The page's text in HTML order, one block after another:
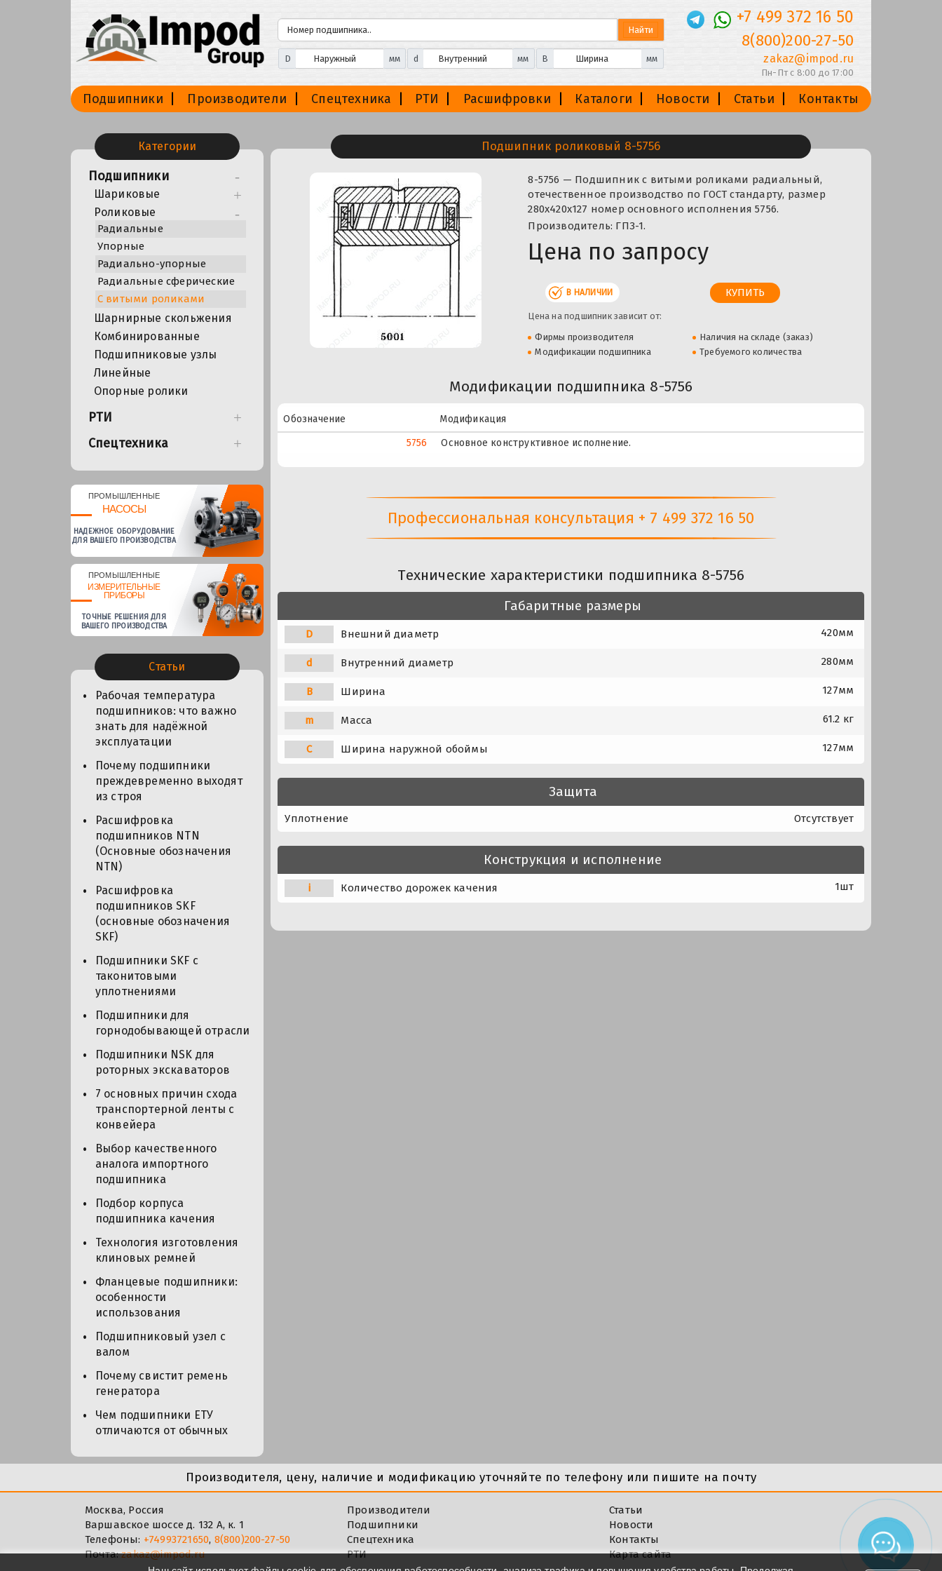
D мм d мм B мм
+7 499 372 16 50
8(800)200-27-50
zakaz@impod.ru
Пн-Пт с 8:00 до 17:00
Подшипники Производители Спецтехника РТИ Расшифровки Каталоги Новости Статьи Контакты
Категории
Подшипники
Шариковые
Роликовые
Радиальные
Упорные
Радиально-упорные
Радиальные сферические
С витыми роликами
Шарнирные скольжения
Комбинированные
Подшипниковые узлы
Линейные
Опорные ролики
РТИ
Спецтехника
ПРОМЫШЛЕННЫЕ
НАСОСЫ
НАДЕЖНОЕ ОБОРУДОВАНИЕ
ДЛЯ ВАШЕГО ПРОИЗВОДСТВА
ПРОМЫШЛЕННЫЕ
ИЗМЕРИТЕЛЬНЫЕ
ПРИБОРЫ
ТОЧНЫЕ РЕШЕНИЯ ДЛЯ
ВАШЕГО ПРОИЗВОДСТВА
Статьи
Рабочая температура
подшипников: что важно
знать для надёжной
эксплуатации
Почему подшипники
преждевременно выходят
из строя
Расшифровка
подшипников NTN
(Основные обозначения
NTN)
Расшифровка
подшипников SKF
(основные обозначения
SKF)
Подшипники SKF с
таконитовыми
уплотнениями
Подшипники для
горнодобывающей отрасли
Подшипники NSK для
роторных экскаваторов
7 основных причин схода
транспортерной ленты с
конвейера
Выбор качественного
аналога импортного
подшипника
Подбор корпуса
подшипника качения
Технология изготовления
клиновых ремней
Фланцевые подшипники:
особенности
использования
Подшипниковый узел с
валом
Почему свистит ремень
генератора
Чем подшипники ЕТУ
отличаются от обычных
Подшипник роликовый 8-5756
8-5756 — Подшипник с витыми роликами радиальный,
отечественное производство по ГОСТ стандарту, размер
280x420x127 номер основного исполнения 5756.
Производитель: ГПЗ-1.
Цена по запросу
В НАЛИЧИИ
Цена на подшипник зависит от:
Фирмы производителя
Наличия на складе (заказ)
Модификации подшипника
Требуемого количества
Модификации подшипника 8-5756
Обозначение
Модификация
5756
Основное конструктивное исполнение.
Профессиональная консультация + 7 499 372 16 50
Технические характеристики подшипника 8-5756
Габаритные размеры
D Внешний диаметр 420мм
d Внутренний диаметр 280мм
B Ширина 127мм
m Масса 61.2 кг
C Ширина наружной обоймы 127мм
Защита
Уплотнение Отсутствует
Конструкция и исполнение
i Количество дорожек качения 1шт
Производителя, цену, наличие и модификацию уточняйте по телефону или пишите на почту
Москва, Россия
Варшавское шоссе д. 132 А, к. 1
Телефоны: +74993721650, 8(800)200-27-50
Почта:zakaz@impod.ru
Производители
Подшипники
Спецтехника
РТИ
Статьи
Новости
Контакты
Карта сайта